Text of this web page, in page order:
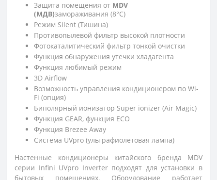
Защита помещения от MDV
(МДВ)замораживания (8°С)
Режим Silent (Тишина)
Противопылевой фильтр высокой плотности
Фотокаталитический фильтр тонкой очистки
Функция обнаружения утечки хладагента
Функция любимый режим
3D Airflow
Возможность управления кондиционером по Wi-
Fi (опция)
Биполярный ионизатор Super ionizer (Air Magic)
Функция GEAR, функция ECO
Функция Brezee Away
Система UVpro (ультрафиолетовая лампа)
Настенные кондиционеры китайского бренда MDV
серии Infini UVpro Inverter подходят для установки в
бытовых помещениях. Оборудование работает